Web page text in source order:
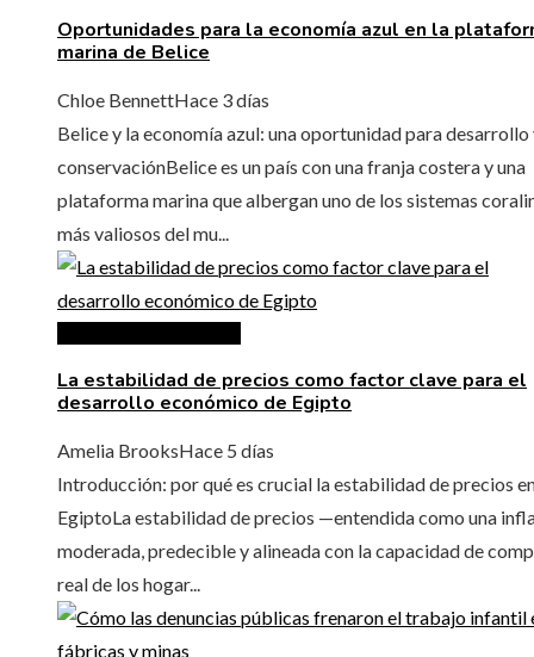
Oportunidades para la economía azul en la
marina de Belice
Chloe BennettHace 3 días
Belice y la economía azul: una oportunidad para desarrollo
conservaciónBelice es un país con una franja costera y una
plataforma marina que albergan uno de los sistemas
más valiosos del mu...
La estabilidad de precios como factor clave para el
desarrollo económico de Egipto
Amelia BrooksHace 5 días
Introducción: por qué es crucial la estabilidad de precios
EgiptoLa estabilidad de precios —entendida como una
moderada, predecible y alineada con la capacidad de
real de los hogar...